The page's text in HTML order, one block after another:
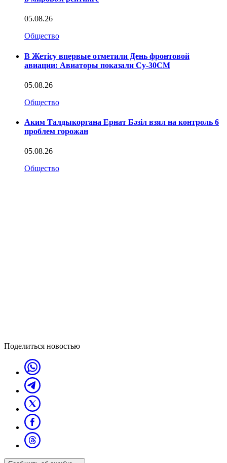
05.08.26
Общество
В Жетісу впервые отметили День фронтовой
авиации: Авиаторы показали Су-30СМ
05.08.26
Общество
Аким Талдыкоргана Ернат Бәзіл взял на контроль 6
проблем горожан
05.08.26
Общество
Поделиться новостью